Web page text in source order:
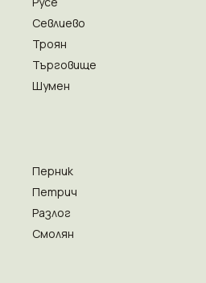
Севлиево
Троян
Търговище
Шумен
Перник
Петрич
Разлог
Смолян